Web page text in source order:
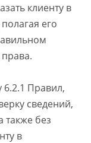
клиенту в
его
6.2.1 Правил,
сведений,
также без
в